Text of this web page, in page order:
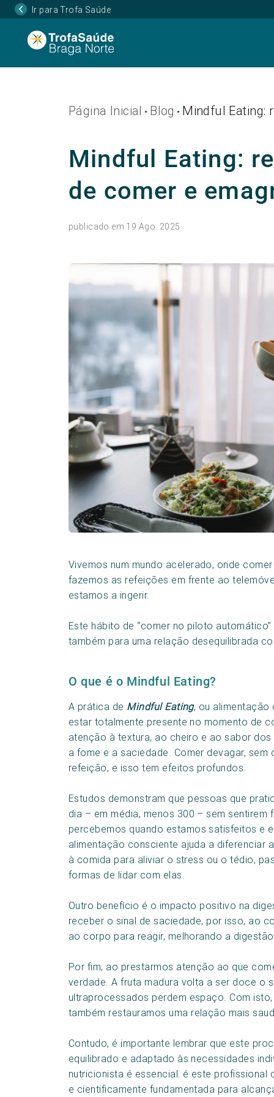
Ir para Trofa Saúde
Página Inicial • Blog • Mindful Eating:
Mindful Eating:
de comer e
publicado em 19 Ago. 2025
Vivemos num mundo acelerado, onde
fazemos as refeições em frente ao
estamos a ingerir.
Este hábito de “comer no piloto
também para uma relação desequilibrada
O que é o Mindful Eating?
A prática de Mindful Eating, ou alimentação
estar totalmente presente no momento de
atenção à textura, ao cheiro e ao sabor
a fome e a saciedade. Comer devagar,
refeição, e isso tem efeitos profundos.
Estudos demonstram que pessoas que
dia – em média, menos 300 – sem
percebemos quando estamos satisfeitos e
alimentação consciente ajuda a diferenciar
à comida para aliviar o stress ou o tédio,
formas de lidar com elas.
Outro benefício é o impacto positivo na
receber o sinal de saciedade, por isso, ao
ao corpo para reagir, melhorando a
Por fim, ao prestarmos atenção ao que
verdade. A fruta madura volta a ser doce o
ultraprocessados perdem espaço. Com
também restauramos uma relação mais
Contudo, é importante lembrar que este
equilibrado e adaptado às necessidades
nutricionista é essencial: é este profissional
e cientificamente fundamentada para